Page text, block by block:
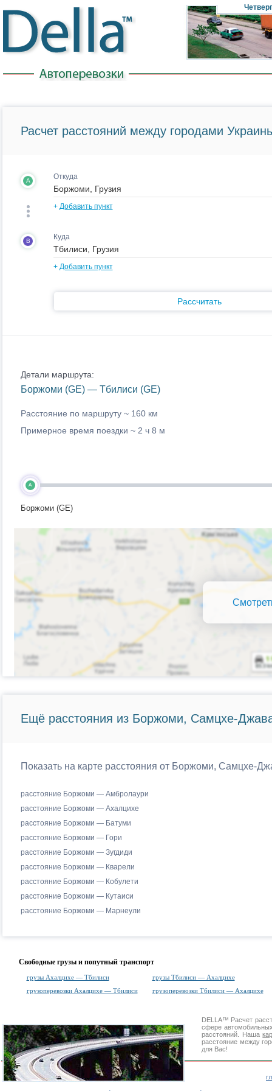
Четверг
Расчет расстояний между городами
A Откуда
+ Добавить пункт
B Куда
+ Добавить пункт
Рассчитать
Детали маршрута:
Боржоми (GE) — Тбилиси (GE)
Расстояние по маршруту ~ 160 км
Примерное время поездки ~ 2 ч 8 м
A
Боржоми (GE)
Ещё расстояния из Боржоми, Самцхе-
Показать на карте расстояния от Боржоми, Самцхе-
расстояние Боржоми — Амбролаури
расстояние Боржоми — Ахалцихе
расстояние Боржоми — Батуми
расстояние Боржоми — Гори
расстояние Боржоми — Зугдиди
расстояние Боржоми — Кварели
расстояние Боржоми — Кобулети
расстояние Боржоми — Кутаиси
расстояние Боржоми — Марнеули
Свободные грузы и попутный транспорт
грузы Ахалцихе — Тбилиси
грузы Тбилиси — Ахалцихе
грузоперевозки Ахалцихе — Тбилиси
грузоперевозки Тбилиси — Ахалцихе
DELLA™ Расчет
сфере
расстояний. Наша
расстояние между
для Вас!